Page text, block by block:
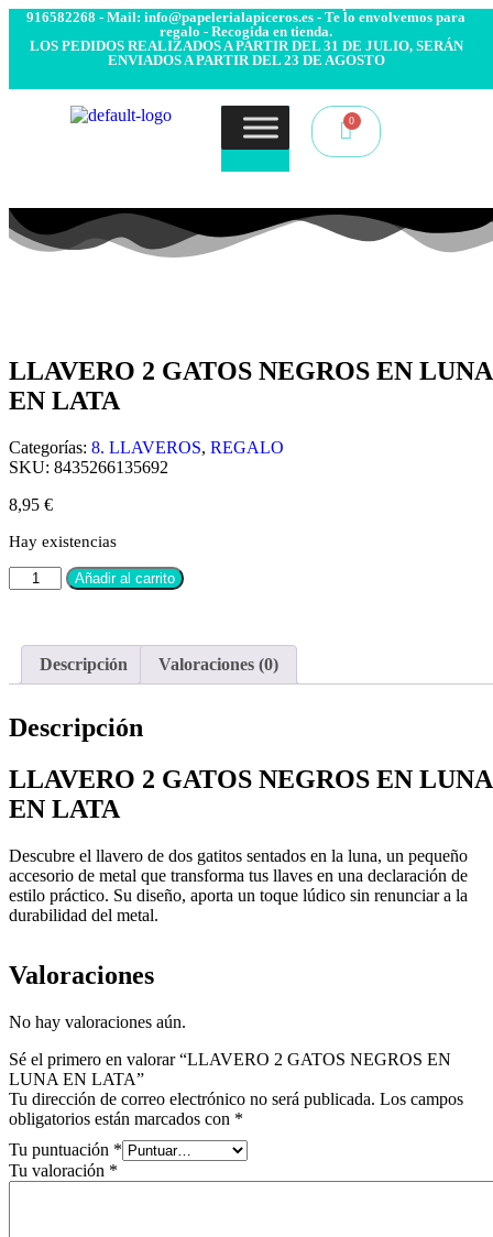
916582268 - Mail: info@papelerialapiceros.es - Te lo envolvemos para
regalo - Recogida en tienda.
LOS PEDIDOS REALIZADOS A PARTIR DEL 31 DE JULIO, SERÁN
ENVIADOS A PARTIR DEL 23 DE AGOSTO
LLAVERO 2 GATOS NEGROS EN LUNA
EN LATA
Categorías: 8. LLAVEROS, REGALO
SKU: 8435266135692
8,95 €
Hay existencias
Añadir al carrito
Descripción Valoraciones (0)
Descripción
LLAVERO 2 GATOS NEGROS EN LUNA
EN LATA
Descubre el llavero de dos gatitos sentados en la luna, un pequeño
accesorio de metal que transforma tus llaves en una declaración de
estilo práctico. Su diseño, aporta un toque lúdico sin renunciar a la
durabilidad del metal.
Valoraciones
No hay valoraciones aún.
Sé el primero en valorar “LLAVERO 2 GATOS NEGROS EN
LUNA EN LATA”
Tu dirección de correo electrónico no será publicada. Los campos
obligatorios están marcados con *
Tu puntuación *
Tu valoración *